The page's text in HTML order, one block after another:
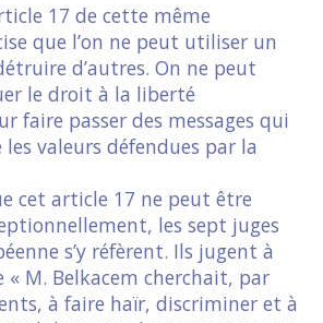
17 de cette même
que l’on ne peut utiliser un
d’autres. On ne peut
le droit à la liberté
faire passer des messages qui
valeurs défendues par la
cet article 17 ne peut être
les sept juges
s’y réfèrent. Ils jugent à
« M. Belkacem cherchait, par
à faire haïr, discriminer et à